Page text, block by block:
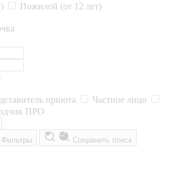
Пожилой (от 12 лет)
приюта
Частное лицо
ПРО
Фильтры Сохранить поиск